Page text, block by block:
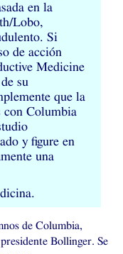
en la
Lobo,
Si
de acción
Medicine
su
que la
con Columbia
y figure en
una
de Columbia,
Bollinger. Se